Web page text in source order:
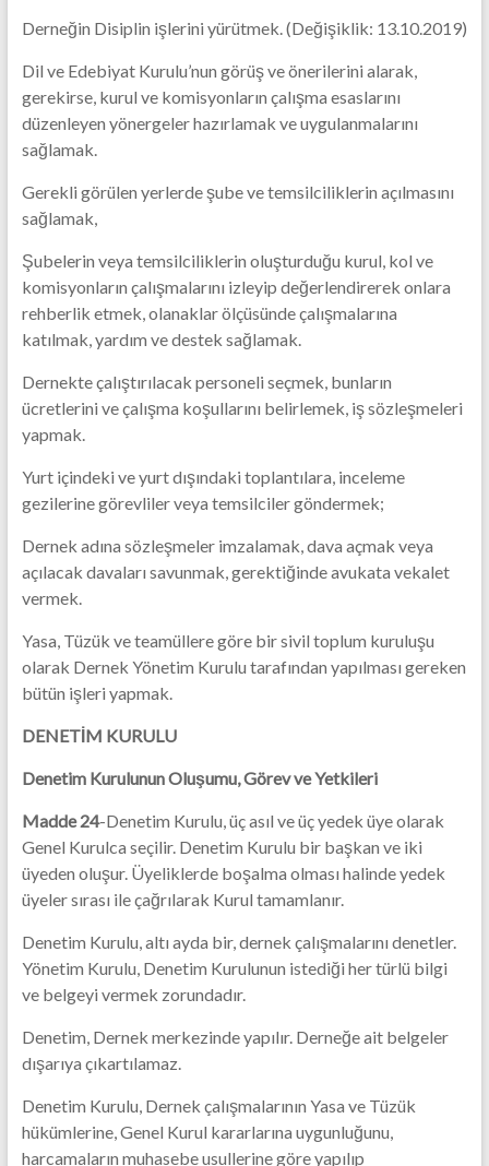
Derneğin Disiplin işlerini yürütmek. (Değişiklik: 13.10.2019)
Dil ve Edebiyat Kurulu’nun görüş ve önerilerini alarak,
gerekirse, kurul ve komisyonların çalışma esaslarını
düzenleyen yönergeler hazırlamak ve uygulanmalarını
sağlamak.
Gerekli görülen yerlerde şube ve temsilciliklerin açılmasını
sağlamak,
Şubelerin veya temsilciliklerin oluşturduğu kurul, kol ve
komisyonların çalışmalarını izleyip değerlendirerek onlara
rehberlik etmek, olanaklar ölçüsünde çalışmalarına
katılmak, yardım ve destek sağlamak.
Dernekte çalıştırılacak personeli seçmek, bunların
ücretlerini ve çalışma koşullarını belirlemek, iş sözleşmeleri
yapmak.
Yurt içindeki ve yurt dışındaki toplantılara, inceleme
gezilerine görevliler veya temsilciler göndermek;
Dernek adına sözleşmeler imzalamak, dava açmak veya
açılacak davaları savunmak, gerektiğinde avukata vekalet
vermek.
Yasa, Tüzük ve teamüllere göre bir sivil toplum kuruluşu
olarak Dernek Yönetim Kurulu tarafından yapılması gereken
bütün işleri yapmak.
DENETİM KURULU
Denetim Kurulunun Oluşumu, Görev ve Yetkileri
Madde 24-Denetim Kurulu, üç asıl ve üç yedek üye olarak
Genel Kurulca seçilir. Denetim Kurulu bir başkan ve iki
üyeden oluşur. Üyeliklerde boşalma olması halinde yedek
üyeler sırası ile çağrılarak Kurul tamamlanır.
Denetim Kurulu, altı ayda bir, dernek çalışmalarını denetler.
Yönetim Kurulu, Denetim Kurulunun istediği her türlü bilgi
ve belgeyi vermek zorundadır.
Denetim, Dernek merkezinde yapılır. Derneğe ait belgeler
dışarıya çıkartılamaz.
Denetim Kurulu, Dernek çalışmalarının Yasa ve Tüzük
hükümlerine, Genel Kurul kararlarına uygunluğunu,
harcamaların muhasebe usullerine göre yapılıp